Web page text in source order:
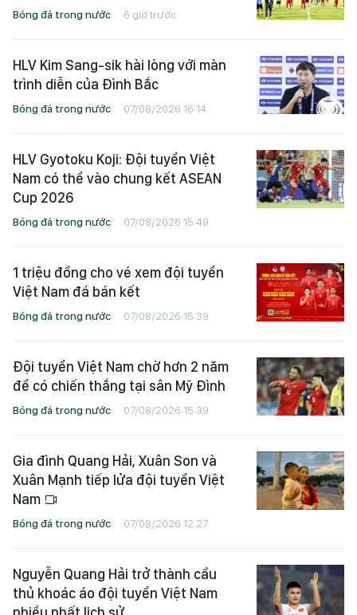
Bóng đá trong nước 6 giờ trước
HLV Kim Sang-sik hài lòng với màn
trình diễn của Đình Bắc
Bóng đá trong nước 07/08/2026 16:14
HLV Gyotoku Koji: Đội tuyển Việt
Nam có thể vào chung kết ASEAN
Cup 2026
Bóng đá trong nước 07/08/2026 15:49
1 triệu đồng cho vé xem đội tuyển
Việt Nam đá bán kết
Bóng đá trong nước 07/08/2026 15:39
Đội tuyển Việt Nam chờ hơn 2 năm
để có chiến thắng tại sân Mỹ Đình
Bóng đá trong nước 07/08/2026 15:39
Gia đình Quang Hải, Xuân Son và
Xuân Mạnh tiếp lửa đội tuyển Việt
Nam
Bóng đá trong nước 07/08/2026 12:27
Nguyễn Quang Hải trở thành cầu
thủ khoác áo đội tuyển Việt Nam